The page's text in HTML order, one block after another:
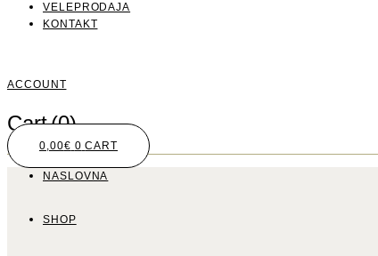
VELEPRODAJA
KONTAKT
ACCOUNT
Cart(0)
0,00€ 0 CART
NASLOVNA
SHOP